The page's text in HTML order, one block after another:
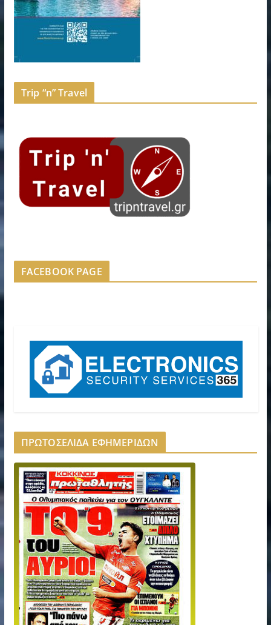
Trip “n” Travel
FACEBOOK PAGE
ΠΡΩΤΟΣΕΛΙΔΑ ΕΦΗΜΕΡΙΔΩΝ